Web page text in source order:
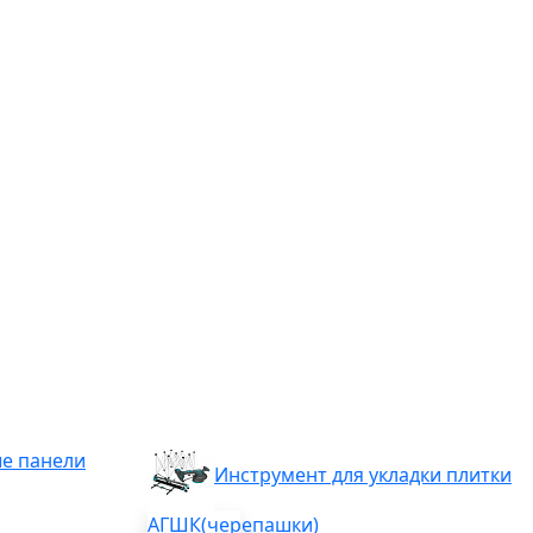
панели
Инструмент для укладки плитки
АГШК(черепашки)